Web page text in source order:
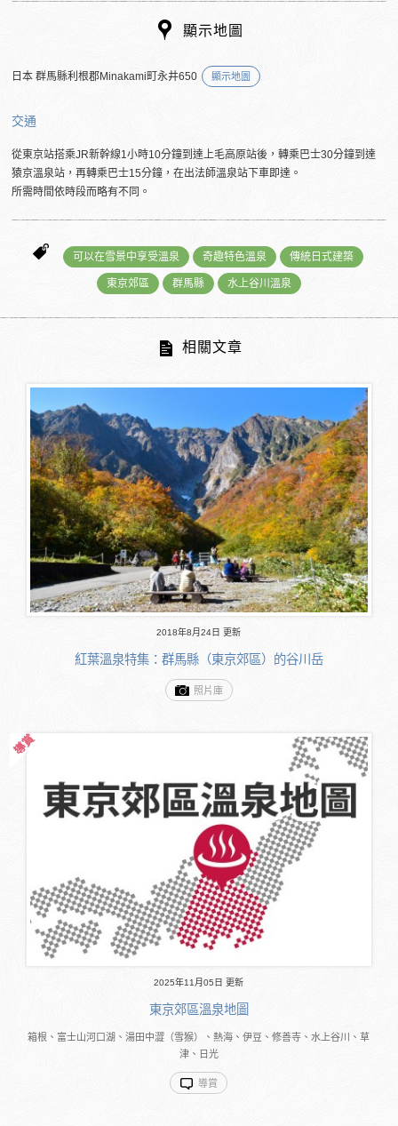
顯示地圖
日本 群馬縣利根郡Minakami町永井650 顯示地圖
交通
從東京站搭乘JR新幹線1小時10分鐘到達上毛高原站後，轉乘巴士30分鐘到達
猿京溫泉站，再轉乘巴士15分鐘，在出法師溫泉站下車即達。
所需時間依時段而略有不同。
可以在雪景中享受溫泉 奇趣特色溫泉 傳統日式建築
東京郊區 群馬縣 水上谷川溫泉
相關文章
2018年8月24日 更新
紅葉溫泉特集：群馬縣（東京郊區）的谷川岳
照片庫
2025年11月05日 更新
東京郊區溫泉地圖
箱根、富士山河口湖、湯田中澀（雪猴）、熱海、伊豆、修善寺、水上谷川、草
津、日光
導賞